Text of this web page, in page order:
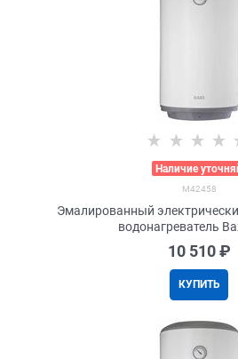
Наличие
M42458
Эмалированный
водонагреватель
10 510 ₽
КУПИТЬ